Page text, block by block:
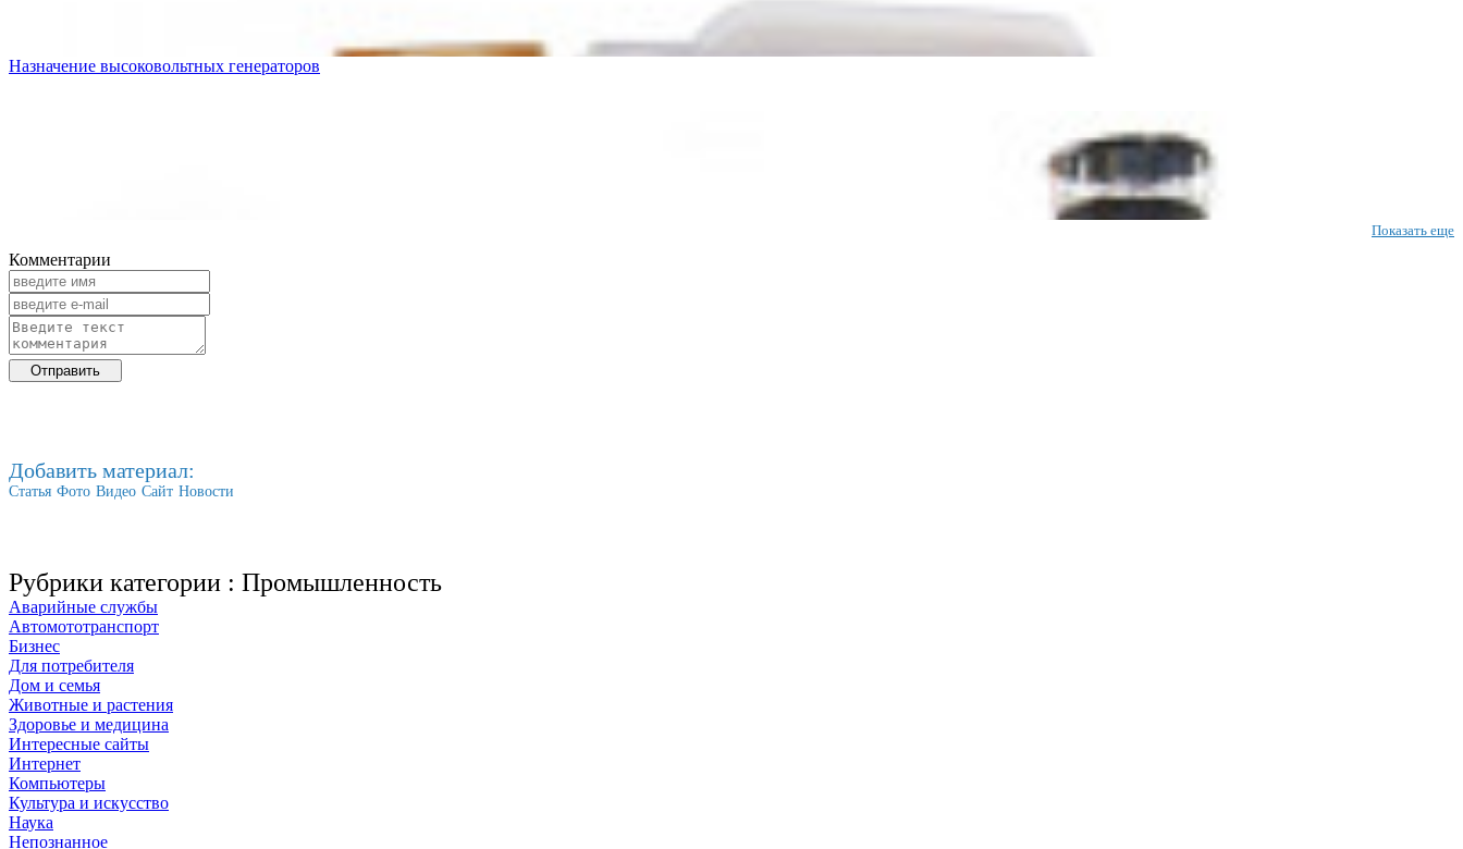
Назначение высоковольтных генераторов
Показать еще
Комментарии
Добавить материал:
Статья Фото Видео Сайт Новости
Рубрики категории : Промышленность
Аварийные службы
Автомототранспорт
Бизнес
Для потребителя
Дом и семья
Животные и растения
Здоровье и медицина
Интересные сайты
Интернет
Компьютеры
Культура и искусство
Наука
Непознанное